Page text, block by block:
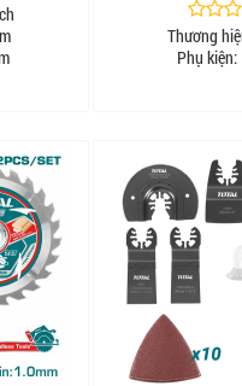
Thương
Phụ kiện: